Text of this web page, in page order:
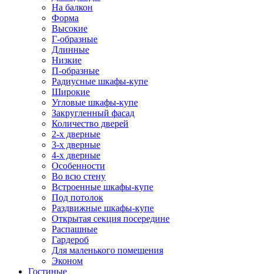
На балкон
Форма
Высокие
Г-образные
Длинные
Низкие
П-образные
Радиусные шкафы-купе
Широкие
Угловые шкафы-купе
Закругленный фасад
Количество дверей
2-х дверные
3-х дверные
4-х дверные
Особенности
Во всю стену
Встроенные шкафы-купе
Под потолок
Раздвижные шкафы-купе
Открытая секция посередине
Распашные
Гардероб
Для маленького помещения
Эконом
Гостиные